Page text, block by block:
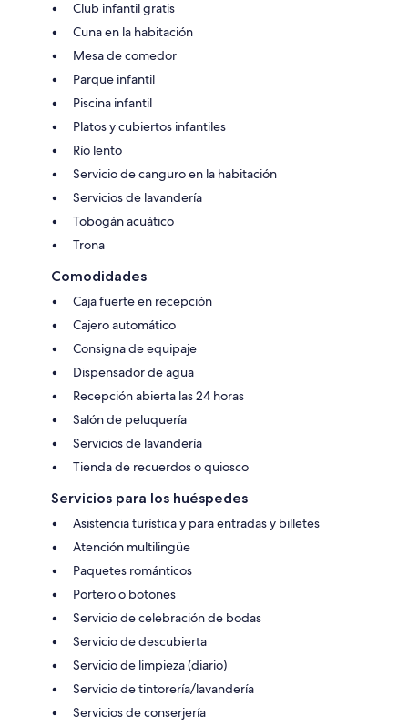
Club infantil gratis
Cuna en la habitación
Mesa de comedor
Parque infantil
Piscina infantil
Platos y cubiertos infantiles
Río lento
Servicio de canguro en la habitación
Servicios de lavandería
Tobogán acuático
Trona
Comodidades
Caja fuerte en recepción
Cajero automático
Consigna de equipaje
Dispensador de agua
Recepción abierta las 24 horas
Salón de peluquería
Servicios de lavandería
Tienda de recuerdos o quiosco
Servicios para los huéspedes
Asistencia turística y para entradas y billetes
Atención multilingüe
Paquetes románticos
Portero o botones
Servicio de celebración de bodas
Servicio de descubierta
Servicio de limpieza (diario)
Servicio de tintorería/lavandería
Servicios de conserjería